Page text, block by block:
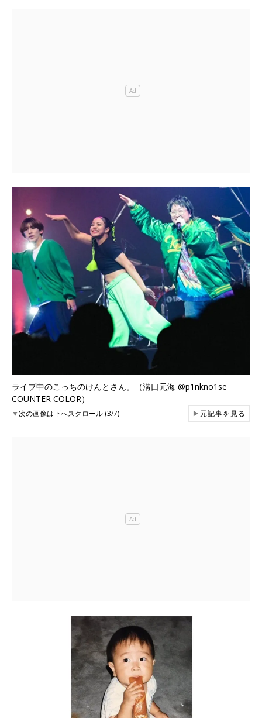
ライブ中のこっちのけんとさん。（溝口元海 @p1nkno1se
COUNTER COLOR）
▼次の画像は下へスクロール (3/7) ▶元記事を見る